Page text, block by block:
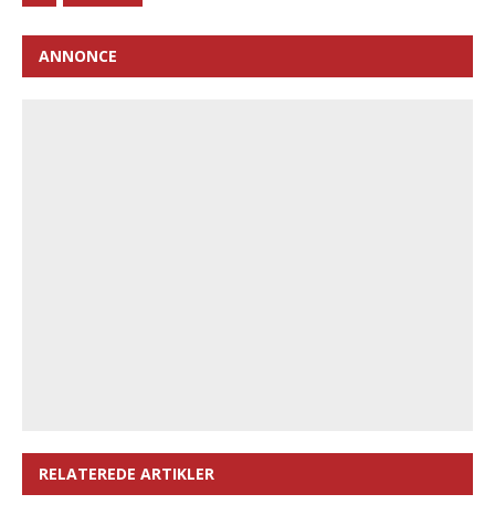
ANNONCE
RELATEREDE ARTIKLER